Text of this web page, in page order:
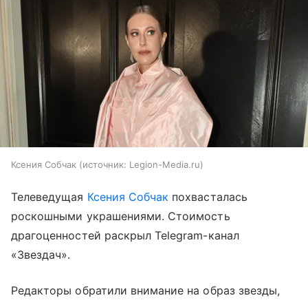
Ксения Собчак источник: Legion-Media.ru
Телеведущая Ксения Собчак похвасталась
роскошными украшениями. Стоимость
драгоценностей раскрыл Telegram-канал
«Звездач».
Редакторы обратили внимание на образ звезды,